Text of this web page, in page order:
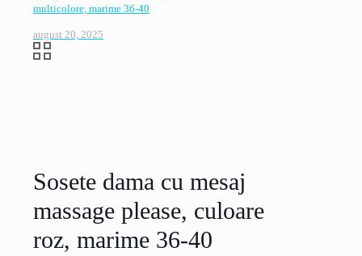
multicolore, marime 36-40
august 20, 2025
Sosete dama cu mesaj
massage please, culoare
roz, marime 36-40